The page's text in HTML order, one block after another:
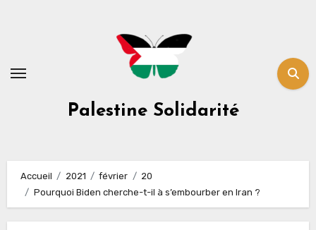
Palestine Solidarité
Accueil 2021 février
20
Pourquoi Biden cherche-t-il à s’embourber en Iran ?